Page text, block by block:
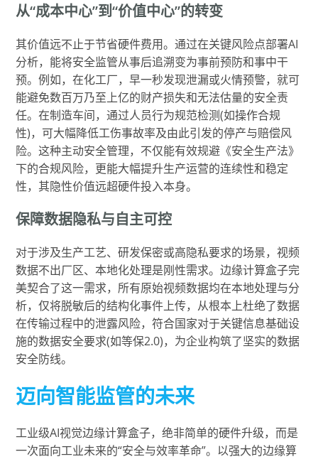
从“成本中心”到“价值中心”的转变
其价值远不止于节省硬件费用。通过在关键风险点部署AI
分析，能将安全监管从事后追溯变为事前预防和事中干
预。例如，在化工厂，早一秒发现泄漏或火情预警，就可
能避免数百万乃至上亿的财产损失和无法估量的安全责
任。在制造车间，通过人员行为规范检测(如操作合规
性)，可大幅降低工伤事故率及由此引发的停产与赔偿风
险。这种主动安全管理，不仅能有效规避《安全生产法》
下的合规风险，更能大幅提升生产运营的连续性和稳定
性，其隐性价值远超硬件投入本身。
保障数据隐私与自主可控
对于涉及生产工艺、研发保密或高隐私要求的场景，视频
数据不出厂区、本地化处理是刚性需求。边缘计算盒子完
美契合了这一需求，所有原始视频数据均在本地处理与分
析，仅将脱敏后的结构化事件上传，从根本上杜绝了数据
在传输过程中的泄露风险，符合国家对于关键信息基础设
施的数据安全要求(如等保2.0)，为企业构筑了坚实的数据
安全防线。
迈向智能监管的未来
工业级AI视觉边缘计算盒子，绝非简单的硬件升级，而是
一次面向工业未来的“安全与效率革命”。以强大的边缘算